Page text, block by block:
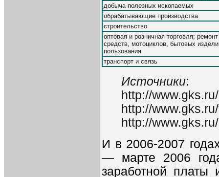
добыча полезных ископаемых
обрабатывающие производства
строительство
оптовая и розничная торговля;
средств, мотоциклов, бытовых
пользования
транспорт и связь
Источники:
http://
http://
http://
И в 2006-2007
— марте 2006
заработной платы